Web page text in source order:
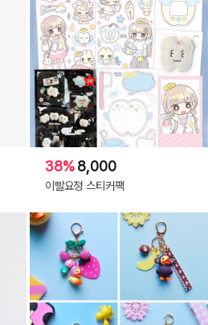
38%8,000
이빨요정 스티커팩